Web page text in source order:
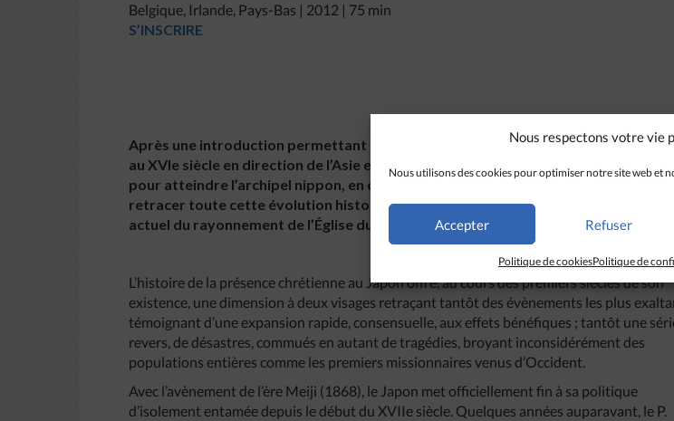
Nous respectons votre vie
Nous utilisons des cookies pour optimiser notre site web et
Accepter Refuser
Politique de cookiesPolitique de
Belgique, Irlande, Pays-Bas | 2012 | 75 min
S’INSCRIRE
Après une introduction permettant de rappeler les conditions de la
au XVIe siècle en direction de l’Asie et le quasi-monopole du padroado portugais
pour atteindre l’archipel nippon, en cinq grandes parties, l’exposition se propose
retracer toute cette évolution historique pour s’achever en brossant un panorama
actuel du rayonnement de l’Église du Japon.
L’histoire de la présence chrétienne au Japon offre, au cours des premiers siècles de son
existence, une dimension à deux visages retraçant tantôt des évènements les plus
témoignant d’une expansion rapide, consensuelle, aux effets bénéfiques ; tantôt une
revers, de désastres, commués en autant de tragédies, broyant inconsidérément des
populations entières comme les premiers missionnaires venus d’Occident.
Avec l’avènement de l’ère Meiji (1868), le Japon met officiellement fin à sa politique
d’isolement entamée depuis le début du XVIIe siècle. Quelques années auparavant, le P.